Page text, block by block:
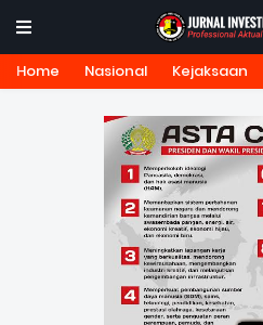
Home Nasional Kejaksaan